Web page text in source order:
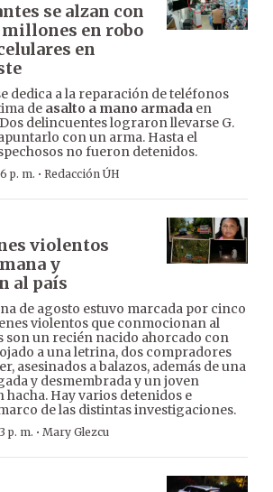
se alzan con
millones en robo
en
dedica a la reparación de teléfonos
de asalto a mano armada en
delincuentes lograron llevarse G.
con un arma. Hasta el
no fueron detenidos.
p. m. · Redacción ÚH
violentos
y
al país
de agosto estuvo marcada por cinco
violentos que conmocionan al
son un recién nacido ahorcado con
a una letrina, dos compradores
asesinados a balazos, además de una
y desmembrada y un joven
hacha. Hay varios detenidos e
de las distintas investigaciones.
p. m. · Mary Glezcu